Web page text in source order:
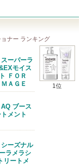
ナー ランキング
1位
スーパーラ
モイス
ＦＯＲ
ＡＧＥ
AQ ブース
メント
シーズナル
ラメラシ
リートメ